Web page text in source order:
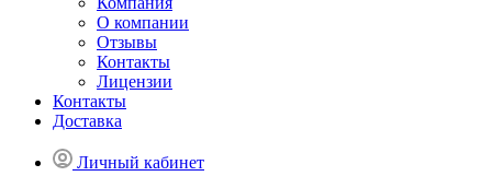
О компании
Отзывы
Контакты
Лицензии
Контакты
Доставка
Личный кабинет